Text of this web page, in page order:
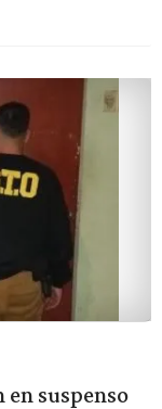
en suspenso